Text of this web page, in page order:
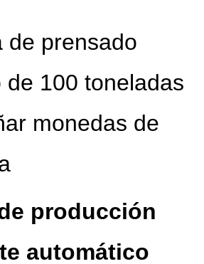
producción
automático